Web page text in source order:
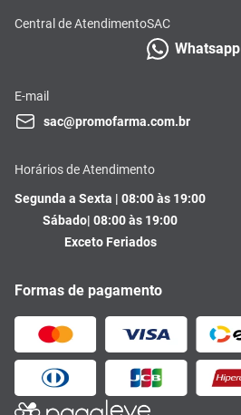
Central de AtendimentoSAC
Whatsapp
E-mail
sac@promofarma.com.br
Horários de Atendimento
Segunda a Sexta | 08:00 às 19:00
Sábado| 08:00 às 19:00
Exceto Feriados
Formas de pagamento